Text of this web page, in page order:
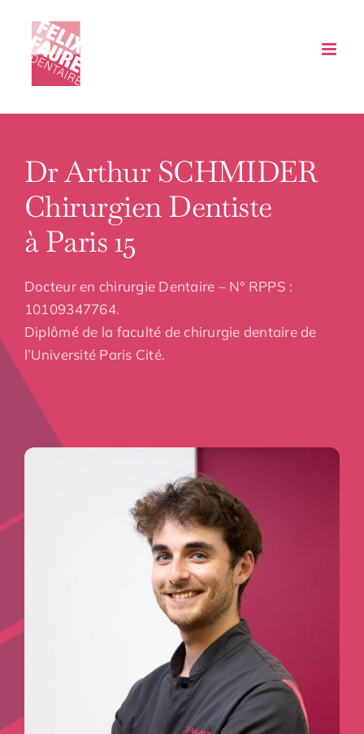
contenu
Dr Arthur SCHMIDER
Chirurgien Dentiste
à Paris 15
Docteur en chirurgie Dentaire – N° RPPS :
10109347764.
Diplômé de la faculté de chirurgie dentaire de
l’Université Paris Cité.